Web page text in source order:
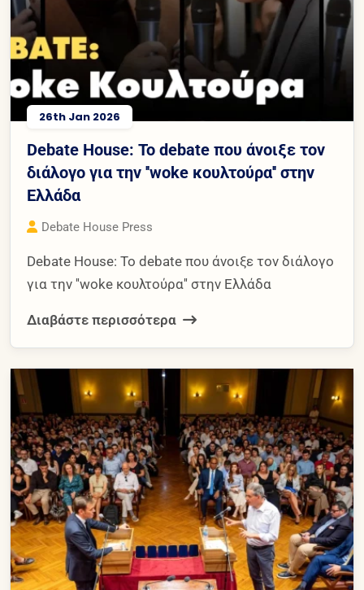
26th Jan 2026
Debate House: Το debate που άνοιξε τον
διάλογο για την ''woke κουλτούρα'' στην
Ελλάδα
Debate House Press
Debate House: Το debate που άνοιξε τον διάλογο
για την ''woke κουλτούρα'' στην Ελλάδα
Διαβάστε περισσότερα